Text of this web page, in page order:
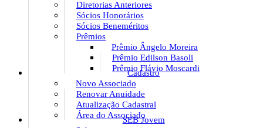
Diretorias Anteriores
Sócios Honorários
Sócios Beneméritos
Prêmios
Prêmio Ângelo Moreira
Prêmio Edilson Basoli
Prêmio Flávio Moscardi
Cadastro
Novo Associado
Renovar Anuidade
Atualização Cadastral
Área do Associado
SEB Jovem